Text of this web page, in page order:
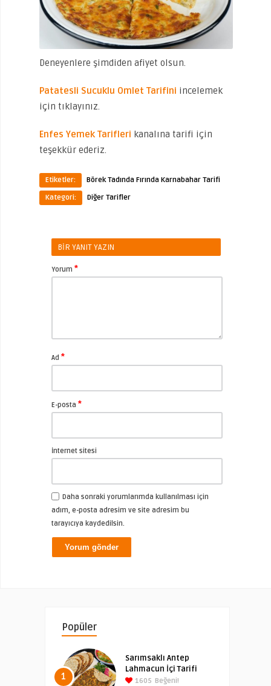
Deneyenlere şimdiden afiyet olsun.
Patatesli Sucuklu Omlet Tarifini incelemek
için tıklayınız.
Enfes Yemek Tarifleri kanalına tarifi için
teşekkür ederiz.
Etiketler:
Börek Tadında Fırında Karnabahar Tarifi
Kategori:
Diğer Tarifler
BIR YANIT YAZIN
Yorum *
Ad *
E-posta *
İnternet sitesi
Daha sonraki yorumlarımda kullanılması için
adım, e-posta adresim ve site adresim bu
tarayıcıya kaydedilsin.
Popüler
1
Sarımsaklı Antep
Lahmacun İçi Tarifi
1605 Beğeni!